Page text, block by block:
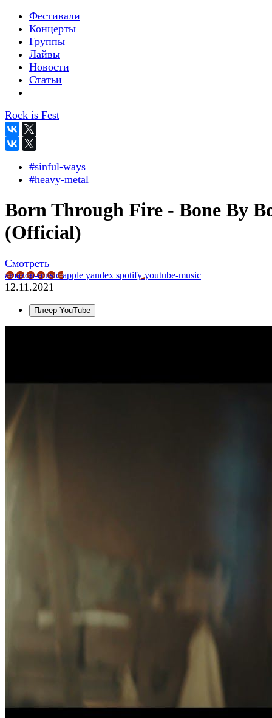
Фестивали
Концерты
Группы
Лайвы
Новости
Статьи
Rock is Fest
#sinful-ways
#heavy-metal
Born Through Fire - Bone By
(Official)
Смотреть
amazon-musicapple yandex spotifyyoutube-music
12.11.2021
Плеер YouTube